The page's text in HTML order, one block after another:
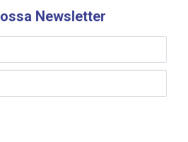
Newsletter